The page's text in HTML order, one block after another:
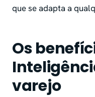
que se adapta a
Os
varejo